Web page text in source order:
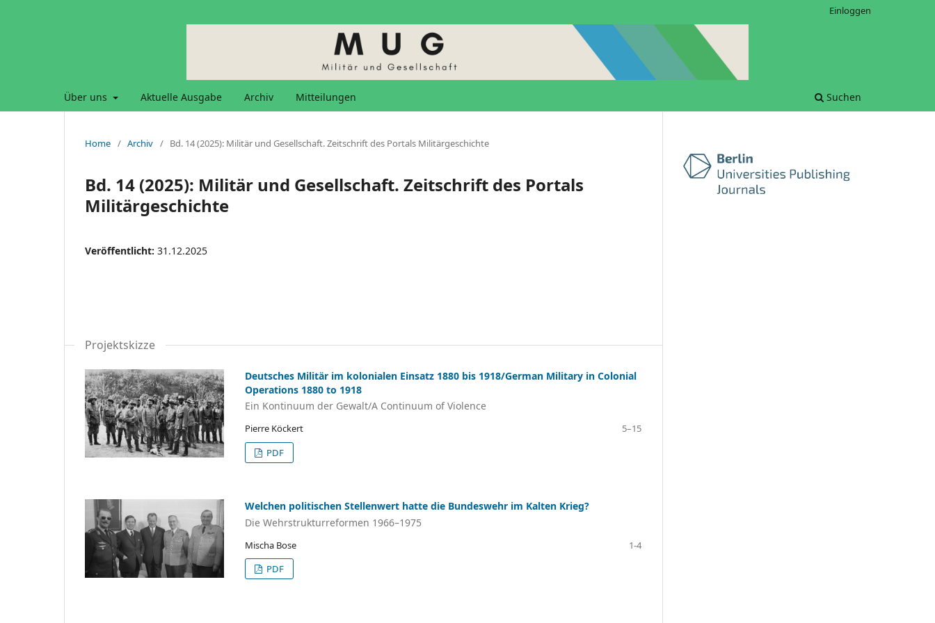
Über uns Aktuelle Ausgabe Archiv Mitteilungen Suchen
Einloggen
Home / Archiv / Bd. 14 (2025): Militär und Gesellschaft. Zeitschrift des Portals Militärgeschichte
Bd. 14 (2025): Militär und Gesellschaft. Zeitschrift des Portals
Militärgeschichte
Veröffentlicht: 31.12.2025
Projektskizze
Deutsches Militär im kolonialen Einsatz 1880 bis 1918/German Military in Colonial
Operations 1880 to 1918
Ein Kontinuum der Gewalt/A Continuum of Violence
Pierre Köckert
5–15
PDF
Welchen politischen Stellenwert hatte die Bundeswehr im Kalten Krieg?
Die Wehrstrukturreformen 1966–1975
Mischa Bose
1-4
PDF